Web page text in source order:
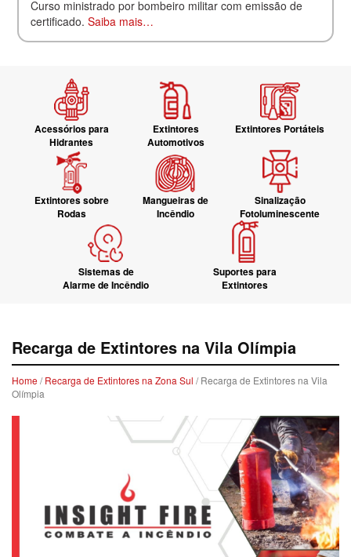
Curso ministrado por bombeiro militar com emissão de
certificado.Saiba mais…
Acessórios para
Hidrantes
Extintores
Automotivos
Extintores Portáteis
Extintores sobre
Rodas
Mangueiras de
Incêndio
Sinalização
Fotoluminescente
Sistemas de
Alarme de Incêndio
Suportes para
Extintores
Recarga de Extintores na Vila Olímpia
Home/Recarga de Extintores na Zona Sul / Recarga de Extintores na Vila
Olímpia